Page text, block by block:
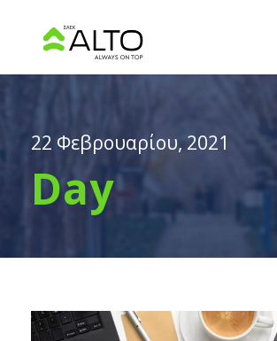
22 Φεβρουαρίου, 2021
Day